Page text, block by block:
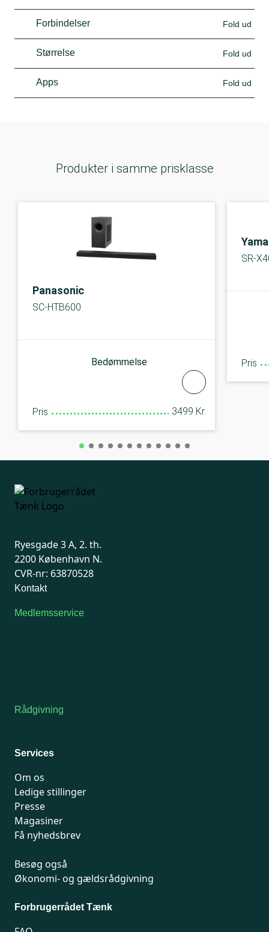
Forbindelser Fold ud
Størrelse Fold ud
Apps Fold ud
Produkter i samme prisklasse
Panasonic
SC-HTB600
Bedømmelse
Pris 3499 Kr.
SR-
Pris
Ryesgade 3 A, 2. th.
2200 København N.
CVR-nr: 63870528
Kontakt
Medlemsservice
Rådgivning
Services
Om os
Ledige stillinger
Presse
Magasiner
Få nyhedsbrev
Besøg også
Økonomi- og gældsrådgivning
Forbrugerrådet Tænk